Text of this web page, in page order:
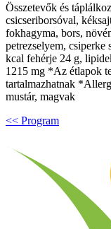
Összetevők és
csicseriborsóval,
fokhagyma, bors,
petrezselyem,
kcal fehérje 24 g,
1215 mg *Az étlapok
tartalmazhatnak
mustár, magvak
<< Program